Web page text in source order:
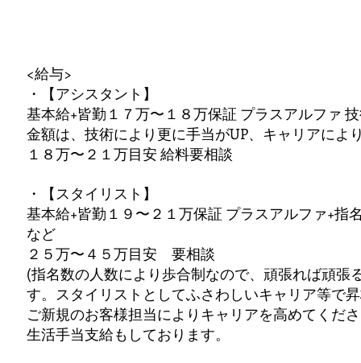
<給与>
・【アシスタント】
基本給+皆勤１７万〜１８万保証 プラスアルファ
金額は、技術により更に手当がUP、キャリアによ
１８万〜２１万目安 給料要相談
・【スタイリスト】
基本給+皆勤１９〜２１万保証 プラスアルファ+指
など
２５万〜４５万目安 要相談
(指名数の人数により歩合制なので、頑張れば頑
す。スタイリストとしてふさわしいキャリア等で
ご新規のお客様担当によりキャリアを高めてくだ
生活手当支給もしております。